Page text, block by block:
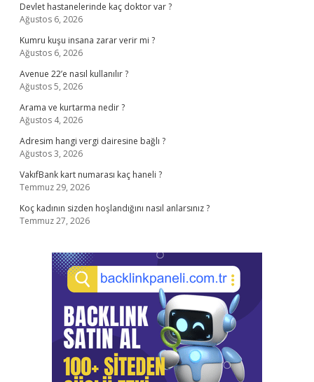
Devlet hastanelerinde kaç doktor var ?
Ağustos 6, 2026
Kumru kuşu insana zarar verir mi ?
Ağustos 6, 2026
Avenue 22’e nasıl kullanılır ?
Ağustos 5, 2026
Arama ve kurtarma nedir ?
Ağustos 4, 2026
Adresim hangi vergi dairesine bağlı ?
Ağustos 3, 2026
VakıfBank kart numarası kaç haneli ?
Temmuz 29, 2026
Koç kadının sizden hoşlandığını nasıl anlarsınız ?
Temmuz 27, 2026